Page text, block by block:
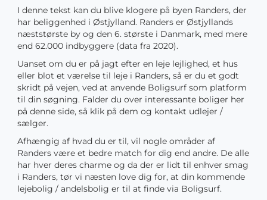
I denne tekst kan du blive klogere på byen Randers, der
har beliggenhed i Østjylland. Randers er Østjyllands
næststørste by og den 6. største i Danmark, med mere
end 62.000 indbyggere (data fra 2020).
Uanset om du er på jagt efter en leje lejlighed, et hus
eller blot et værelse til leje i Randers, så er du et godt
skridt på vejen, ved at anvende Boligsurf som platform
til din søgning. Falder du over interessante boliger her
på denne side, så klik på dem og kontakt udlejer /
sælger.
Afhængig af hvad du er til, vil nogle områder af
Randers være et bedre match for dig end andre. De alle
har hver deres charme og da der er lidt til enhver smag
i Randers, tør vi næsten love dig for, at din kommende
lejebolig / andelsbolig er til at finde via Boligsurf.